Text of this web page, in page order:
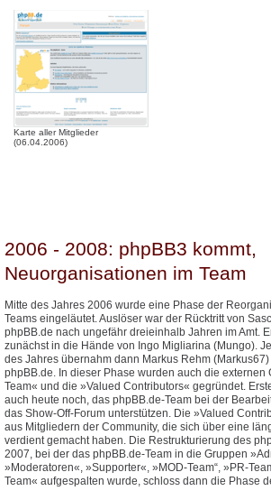
Karte aller Mitglieder
(06.04.2006)
2006 - 2008: phpBB3 kommt,
Neuorganisationen im Team
Mitte des Jahres 2006 wurde eine Phase der
Teams eingeläutet. Auslöser war der Rücktritt von
phpBB.de nach ungefähr dreieinhalb Jahren im Amt.
zunächst in die Hände von Ingo Migliarina (Mungo).
des Jahres übernahm dann Markus Rehm
phpBB.de. In dieser Phase wurden auch die externen
Team« und die »Valued Contributors« gegründet.
auch heute noch, das phpBB.de-Team bei der
das Show-Off-Forum unterstützen. Die »Valued
aus Mitgliedern der Community, die sich über eine
verdient gemacht haben. Die Restrukturierung des
2007, bei der das phpBB.de-Team in die Gruppen
»Moderatoren«, »Supporter«, »MOD-Team“, »PR-
Team« aufgespalten wurde, schloss dann die Phase